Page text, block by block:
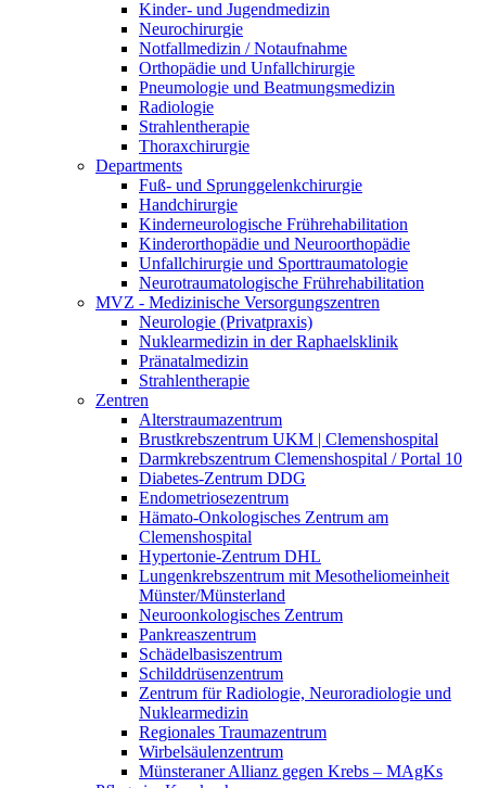
Kinder- und Jugendmedizin
Neurochirurgie
Notfallmedizin / Notaufnahme
Orthopädie und Unfallchirurgie
Pneumologie und Beatmungsmedizin
Radiologie
Strahlentherapie
Thoraxchirurgie
Departments
Fuß- und Sprunggelenkchirurgie
Handchirurgie
Kinderneurologische Frührehabilitation
Kinderorthopädie und Neuroorthopädie
Unfallchirurgie und Sporttraumatologie
Neurotraumatologische Frührehabilitation
MVZ - Medizinische Versorgungszentren
Neurologie (Privatpraxis)
Nuklearmedizin in der Raphaelsklinik
Pränatalmedizin
Strahlentherapie
Zentren
Alterstraumazentrum
Brustkrebszentrum UKM | Clemenshospital
Darmkrebszentrum Clemenshospital / Portal 10
Diabetes-Zentrum DDG
Endometriosezentrum
Hämato-Onkologisches Zentrum am
Clemenshospital
Hypertonie-Zentrum DHL
Lungenkrebszentrum mit Mesotheliomeinheit
Münster/Münsterland
Neuroonkologisches Zentrum
Pankreaszentrum
Schädelbasiszentrum
Schilddrüsenzentrum
Zentrum für Radiologie, Neuroradiologie und
Nuklearmedizin
Regionales Traumazentrum
Wirbelsäulenzentrum
Münsteraner Allianz gegen Krebs – MAgKs